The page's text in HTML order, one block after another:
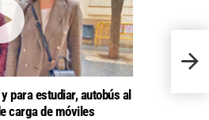
para estudiar, autobús al
carga de móviles